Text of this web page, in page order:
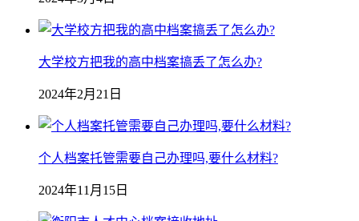
大学校方把我的高中档案搞丢了怎么办?
2024年2月21日
个人档案托管需要自己办理吗,要什么材料?
2024年11月15日